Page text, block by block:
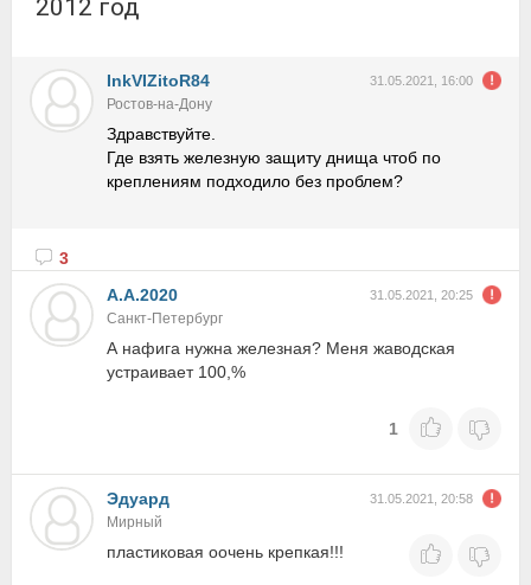
2012 год
InkVIZitoR84 31.05.2021, 16:00
Ростов-на-Дону
Здравствуйте.
Где взять железную защиту днища чтоб по
креплениям подходило без проблем?
3
А.А.2020
31.05.2021, 20:25
Санкт-Петербург
А нафига нужна железная? Меня жаводская
устраивает 100,%
1
Эдуард 31.05.2021, 20:58
Мирный
пластиковая оочень крепкая!!!